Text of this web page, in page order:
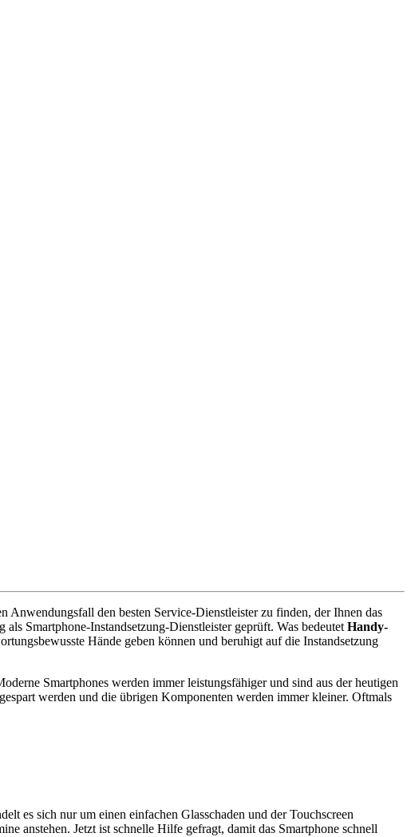
Anwendungsfall den besten Service-Dienstleister zu finden, der Ihnen das
Smartphone-Instandsetzung-Dienstleister geprüft. Was bedeutet Handy-
Hände geben können und beruhigt auf die Instandsetzung
Smartphones werden immer leistungsfähiger und sind aus der heutigen
werden und die übrigen Komponenten werden immer kleiner. Oftmals
es sich nur um einen einfachen Glasschaden und der Touchscreen
anstehen. Jetzt ist schnelle Hilfe gefragt, damit das Smartphone schnell